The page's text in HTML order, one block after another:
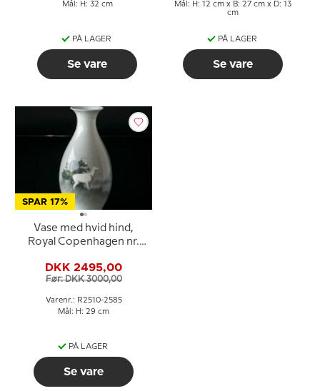
Mål: H: 32 cm
PÅ LAGER
Se vare
Mål: H: 12 cm x B: 27 cm x D: 13
cm
PÅ LAGER
Se vare
SPAR 17%
Vase med hvid hind,
Royal Copenhagen nr.
DKK 2495,00
Før: DKK 3000,00
Varenr.: R2510-2585
Mål: H: 29 cm
PÅ LAGER
Se vare